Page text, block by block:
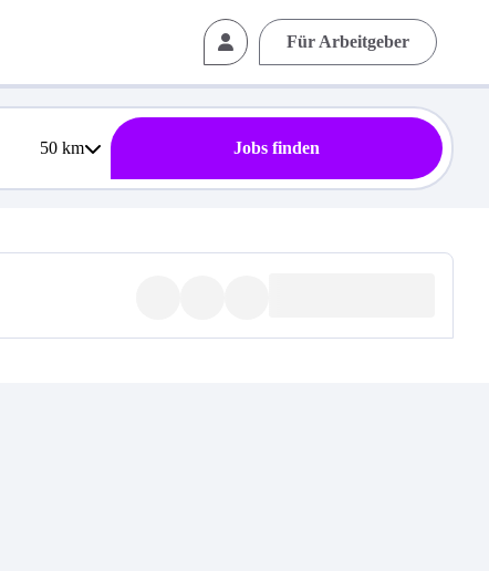
Für Arbeitgeber
50km Jobs finden